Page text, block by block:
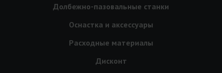
Долбежно-пазовальные станки
Оснастка и аксессуары
Расходные материалы
Дисконт